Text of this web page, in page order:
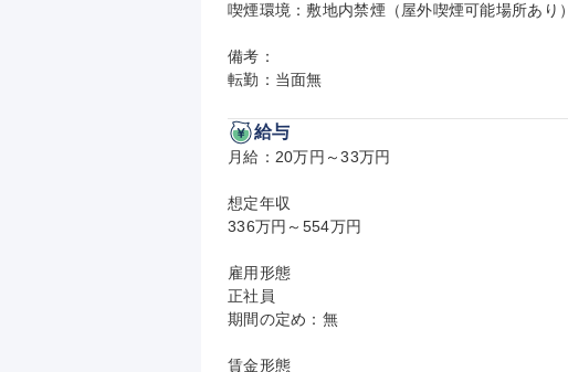
喫煙環境：敷地内禁煙（屋外喫煙可能場所あり）
備考：
転勤：当面無
給与
月給：20万円～33万円
想定年収
336万円～554万円
雇用形態
正社員
期間の定め：無
賃金形態